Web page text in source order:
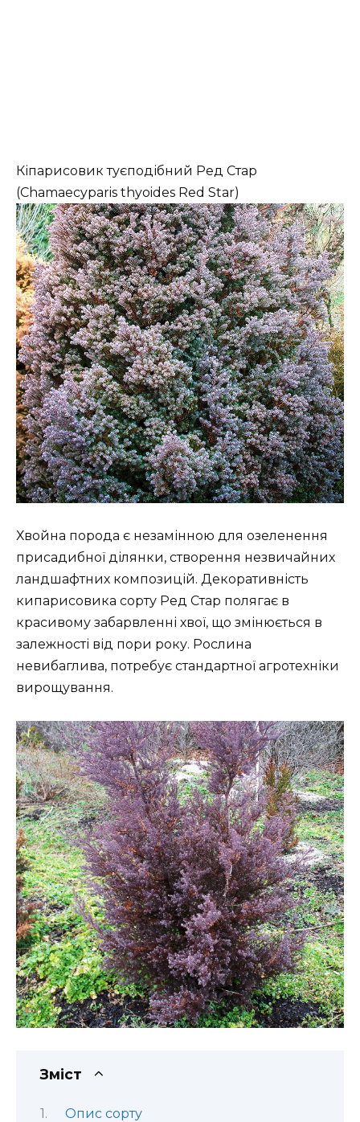
Кіпарисовик туєподібний Ред Стар
(Chamaecyparis thyoides Red Star)
Хвойна порода є незамінною для озеленення
присадибної ділянки, створення незвичайних
ландшафтних композицій. Декоративність
кипарисовика сорту Ред Стар полягає в
красивому забарвленні хвої, що змінюється в
залежності від пори року. Рослина
невибаглива, потребує стандартної агротехніки
вирощування.
Зміст
Опис сорту